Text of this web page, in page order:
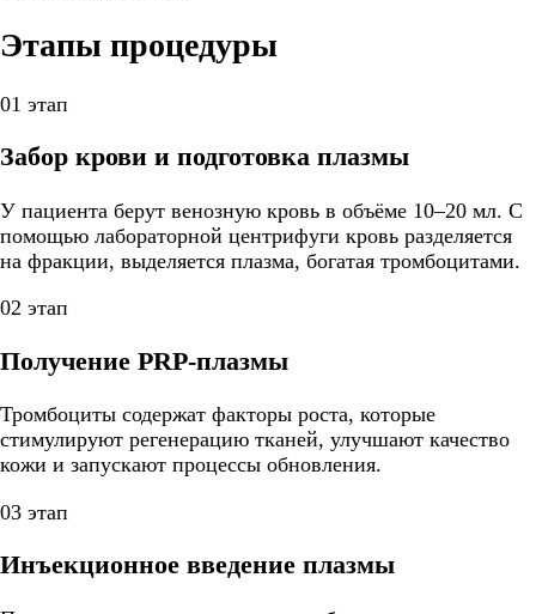
Этапы процедуры
01 этап
Забор крови и подготовка плазмы
У пациента берут венозную кровь в объёме 10–20 мл. С
помощью лабораторной центрифуги кровь разделяется
на фракции, выделяется плазма, богатая тромбоцитами.
02 этап
Получение PRP-плазмы
Тромбоциты содержат факторы роста, которые
стимулируют регенерацию тканей, улучшают качество
кожи и запускают процессы обновления.
03 этап
Инъекционное введение плазмы